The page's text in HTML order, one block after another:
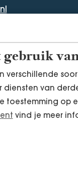
gebruik
verschillende
van
toestemming op
vind je meer